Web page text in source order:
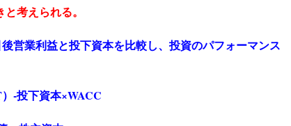
考えられる。
営業利益と投下資本を比較し、投資のパフォーマンス
-投下資本×WACC